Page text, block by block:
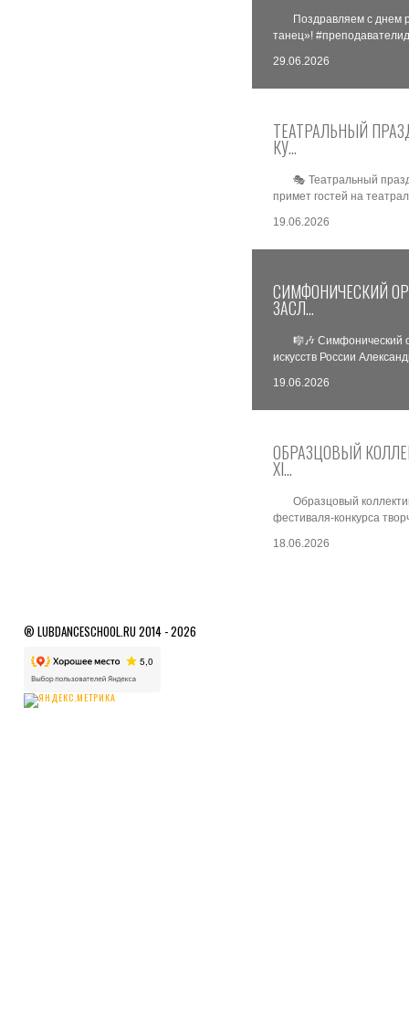
Поздравляем с днем
танец»!
29.06.2026
ТЕАТРАЛЬНЫЙ
КУ…
🎭 Театральный
примет гостей на
19.06.2026
СИМФОНИЧЕСКИЙ
ЗАСЛ…
🎼🎶 Симфонический
искусств России
19.06.2026
ОБРАЗЦОВЫЙ
XI…
Образцовый
фестиваля-конкурса
18.06.2026
® LUBDANCESCHOOL.RU 2014 - 2026